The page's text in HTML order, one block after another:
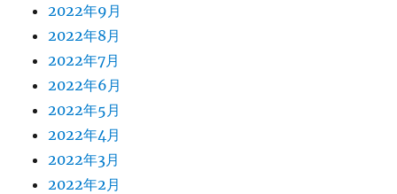
2022年9月
2022年8月
2022年7月
2022年6月
2022年5月
2022年4月
2022年3月
2022年2月